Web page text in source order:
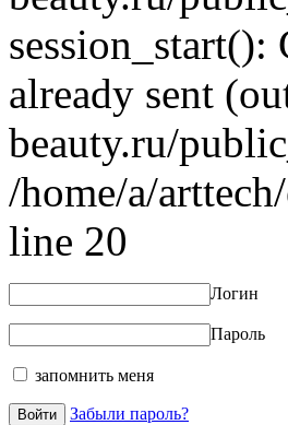
session_start():
already sent
beauty.ru/
/home/a/
line 20
Логин
Пароль
запомнить меня
Забыли пароль?